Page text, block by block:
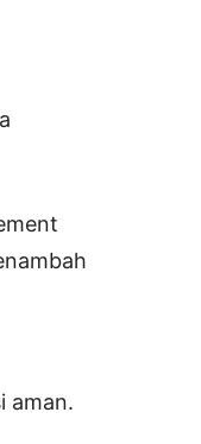
aman.